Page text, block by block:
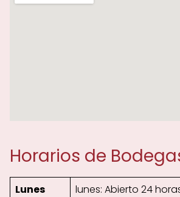
Horarios de
Lunes
lunes: Abierto 24